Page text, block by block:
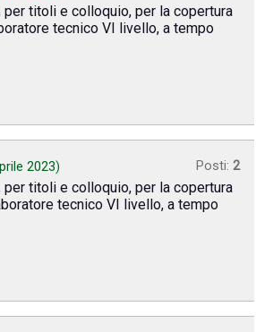
titoli e colloquio, per la copertura
tecnico VI livello, a tempo
2023) Posti: 2
titoli e colloquio, per la copertura
tecnico VI livello, a tempo